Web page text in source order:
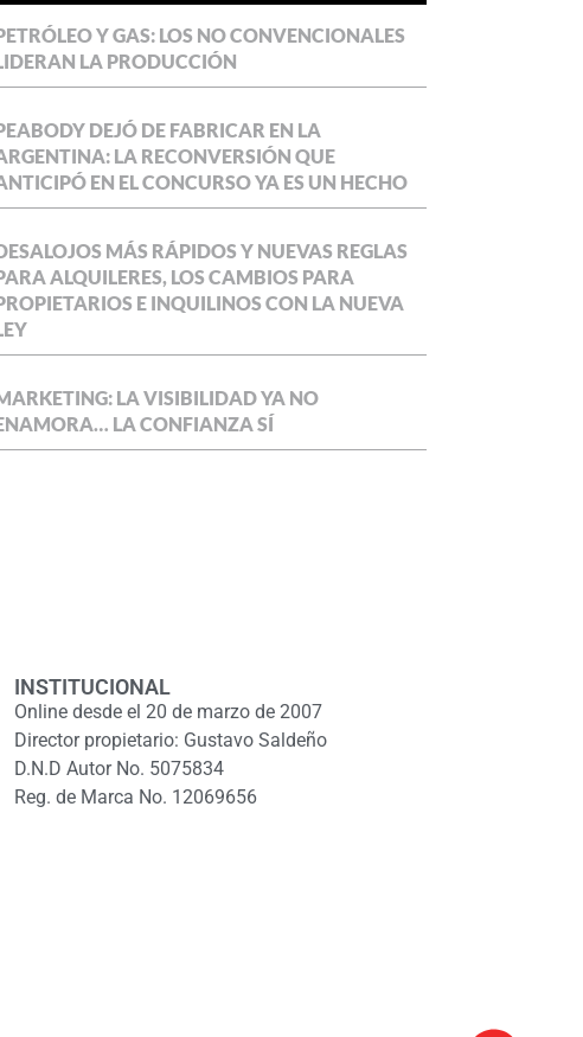
Y GAS: LOS NO CONVENCIONALES
LA PRODUCCIÓN
DEJÓ DE FABRICAR EN LA
LA RECONVERSIÓN QUE
EN EL CONCURSO YA ES UN HECHO
MÁS RÁPIDOS Y NUEVAS REGLAS
ALQUILERES, LOS CAMBIOS PARA
E INQUILINOS CON LA NUEVA
LA VISIBILIDAD YA NO
LA CONFIANZA SÍ
INSTITUCIONAL
Online desde el 20 de marzo de 2007
Director propietario: Gustavo Saldeño
D.N.D Autor No. 5075834
Reg. de Marca No. 12069656